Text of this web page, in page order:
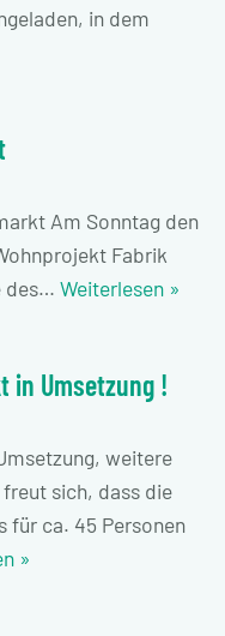
in dem
Am Sonntag den
Fabrik
des… Weiterlesen »
in Umsetzung !
weitere
sich, dass die
für ca. 45 Personen
»